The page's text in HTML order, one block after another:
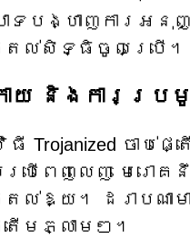
បង្ហាញការអនុញ្ញ
ល់សិទ្ធិចូលប្រើ។
ក្រោយ និងការ
ចាប់ផ្ត
ពេញលេញ មេរោគ
ល់ឱ្យ។ ដរាបណាម
មភ្លាមៗ។